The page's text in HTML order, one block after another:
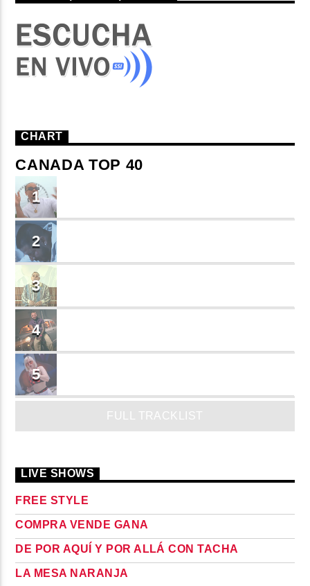
CHART
CANADA TOP 40
1
2
3
4
5
FULL TRACKLIST
LIVE SHOWS
FREE STYLE
COMPRA VENDE GANA
DE POR AQUÍ Y POR ALLÁ CON TACHA
LA MESA NARANJA